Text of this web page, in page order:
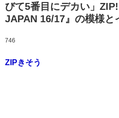
びて5番目にデカい」
JAPAN 16/17』の模様と
746
ZIPきそう